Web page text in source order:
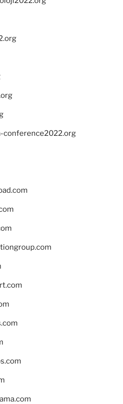
conference2022.org